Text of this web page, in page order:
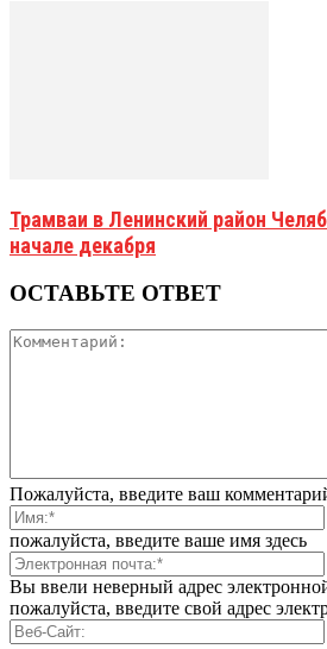
Трамваи в Ленинский район
начале декабря
ОСТАВЬТЕ ОТВЕТ
Пожалуйста, введите ваш
пожалуйста, введите ваше имя здесь
Вы ввели неверный адрес
пожалуйста, введите свой адрес